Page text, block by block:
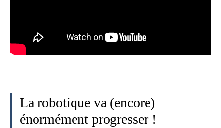
La robotique va (encore)
énormément progresser !